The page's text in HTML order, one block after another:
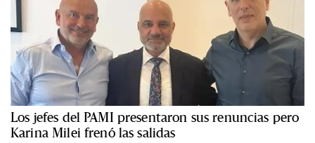
Los jefes del PAMI presentaron sus renuncias pero
Karina Milei frenó las salidas